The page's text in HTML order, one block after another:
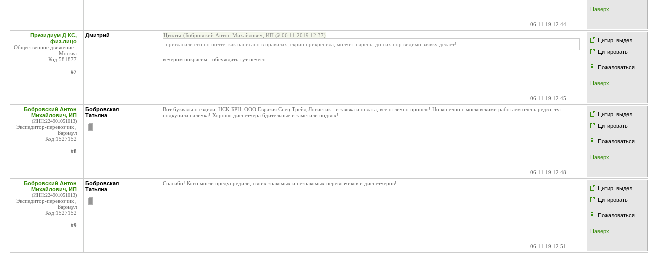
Наверх
06.11.19 12:44
Цитир. выдел.
Цитировать
Пожаловаться
Наверх
Президиум Д КС,
физ.лицо
Общественное движение ,
Москва
Код:581877
#7
Дмитрий Цитата (Бобровский Антон Михайлович, ИП @ 06.11.2019 12:37)
пригласили его по почте, как написано в правилах, скрин прикрепила, молчит парень, до сих пор видимо заявку делает!
вечером покрасим - обсуждать тут нечего
06.11.19 12:45
Цитир. выдел.
Цитировать
Пожаловаться
Наверх
Бобровский Антон
Михайлович, ИП
(ИНН:224901051013)
Экспедитор-перевозчик ,
Барнаул
Код:1527152
#8
Бобровская
Татьяна
Вот буквально ездили, НСК-БРН, ООО Евразия Спец Трейд Логистик - и заявка и оплата, все отлично прошло! Но конечно с московскими работаем очень редко, тут
подкупила наличка! Хорошо диспетчера бдительные и заметили подвох!
06.11.19 12:48
Цитир. выдел.
Цитировать
Пожаловаться
Наверх
Бобровский Антон
Михайлович, ИП
(ИНН:224901051013)
Экспедитор-перевозчик ,
Барнаул
Код:1527152
#9
Бобровская
Татьяна
Спасибо! Кого могли предупредили, своих знакомых и незнакомых перевозчиков и диспетчеров!
06.11.19 12:51